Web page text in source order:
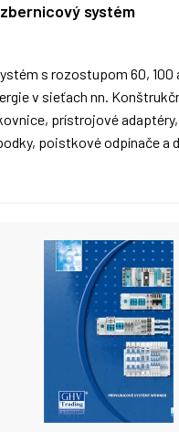
zbernicový systém
s rozostupom 60, 100
v sieťach nn.
prístrojové
poistkové odpínače a